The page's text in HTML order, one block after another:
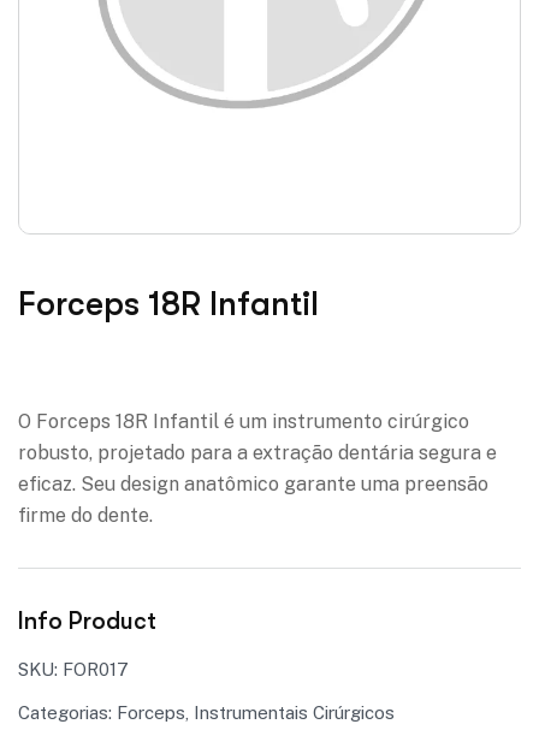
Forceps 18R Infantil
O Forceps 18R Infantil é um instrumento cirúrgico
robusto, projetado para a extração dentária segura e
eficaz. Seu design anatômico garante uma preensão
firme do dente.
Info Product
SKU: FOR017
Categorias: Forceps, Instrumentais Cirúrgicos